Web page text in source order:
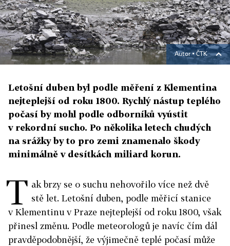
Autor ▪ČTK
Letošní duben byl podle měření z Klementina
nejteplejší od roku 1800. Rychlý nástup teplého
počasí by mohl podle odborníků vyústit
v rekordní sucho. Po několika letech chudých
na srážky by to pro zemi znamenalo škody
minimálně v desítkách miliard korun.
T ak brzy se o suchu nehovořilo více než dvě
stě let. Letošní duben, podle měřicí stanice
v Klementinu v Praze nejteplejší od roku 1800, však
přinesl změnu. Podle meteorologů je navíc čím dál
pravděpodobnější, že výjimečně teplé počasí může